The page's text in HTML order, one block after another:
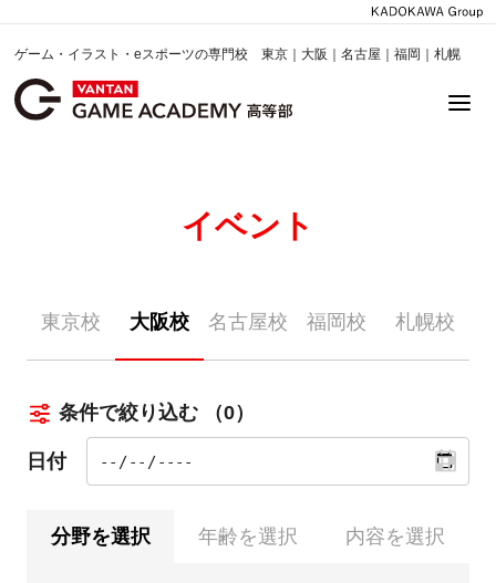
ゲーム・イラスト・eスポーツの専門校 東京｜大阪｜名古屋｜福岡｜札幌
イベント
東京校 大阪校 名古屋校 福岡校 札幌校
条件で絞り込む （0）
日付
分野を選択 年齢を選択 内容を選択